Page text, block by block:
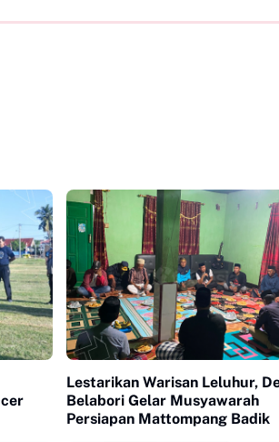
Lestarikan Warisan Leluhur,
Belabori Gelar Musyawarah
Persiapan Mattompang Badik